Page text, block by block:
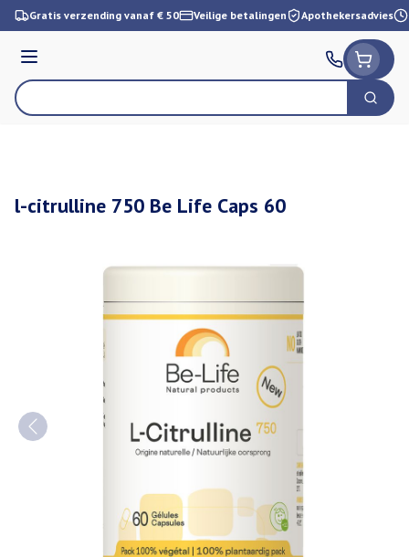
Ga naar de inhoud
Gratis verzending vanaf € 50 Veilige betalingen Apothekersadvies
Menu
Product, merk, categorie... Zoek
l-citrulline 750 Be Life Caps 60